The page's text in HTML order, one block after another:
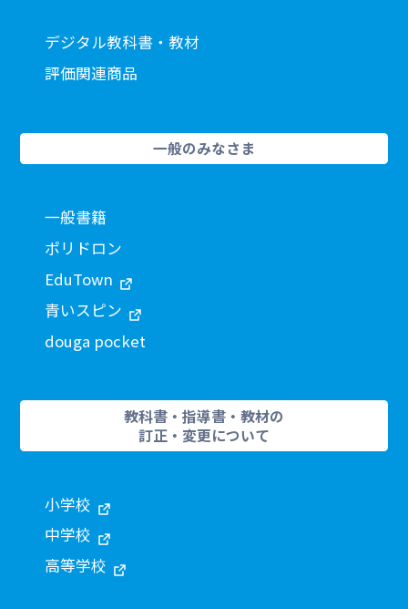
デジタル教科書・教材
評価関連商品
一般のみなさま
一般書籍
ポリドロン
EduTown
青いスピン
douga pocket
教科書・指導書・教材の
訂正・変更について
小学校
中学校
高等学校